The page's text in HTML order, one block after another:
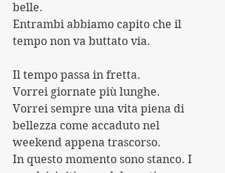
belle.
Entrambi abbiamo capito che il
tempo non va buttato via.
Il tempo passa in fretta.
Vorrei giornate più lunghe.
Vorrei sempre una vita piena di
bellezza come accaduto nel
weekend appena trascorso.
In questo momento sono stanco. I